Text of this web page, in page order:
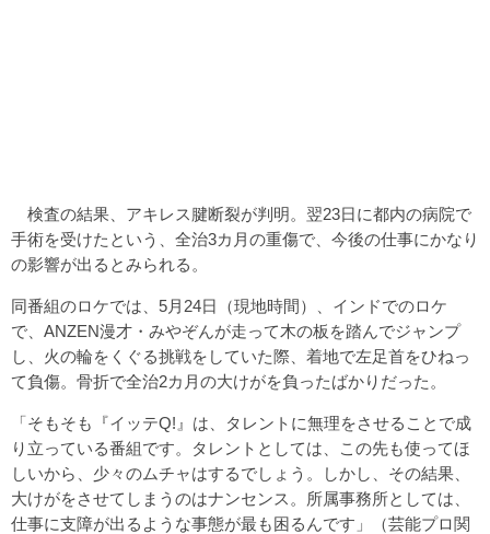
検査の結果、アキレス腱断裂が判明。翌23日に都内の病院で
手術を受けたという、全治3カ月の重傷で、今後の仕事にかなり
の影響が出るとみられる。
同番組のロケでは、5月24日（現地時間）、インドでのロケ
で、ANZEN漫才・みやぞんが走って木の板を踏んでジャンプ
し、火の輪をくぐる挑戦をしていた際、着地で左足首をひねっ
て負傷。骨折で全治2カ月の大けがを負ったばかりだった。
「そもそも『イッテQ!』は、タレントに無理をさせることで成
り立っている番組です。タレントとしては、この先も使ってほ
しいから、少々のムチャはするでしょう。しかし、その結果、
大けがをさせてしまうのはナンセンス。所属事務所としては、
仕事に支障が出るような事態が最も困るんです」（芸能プロ関